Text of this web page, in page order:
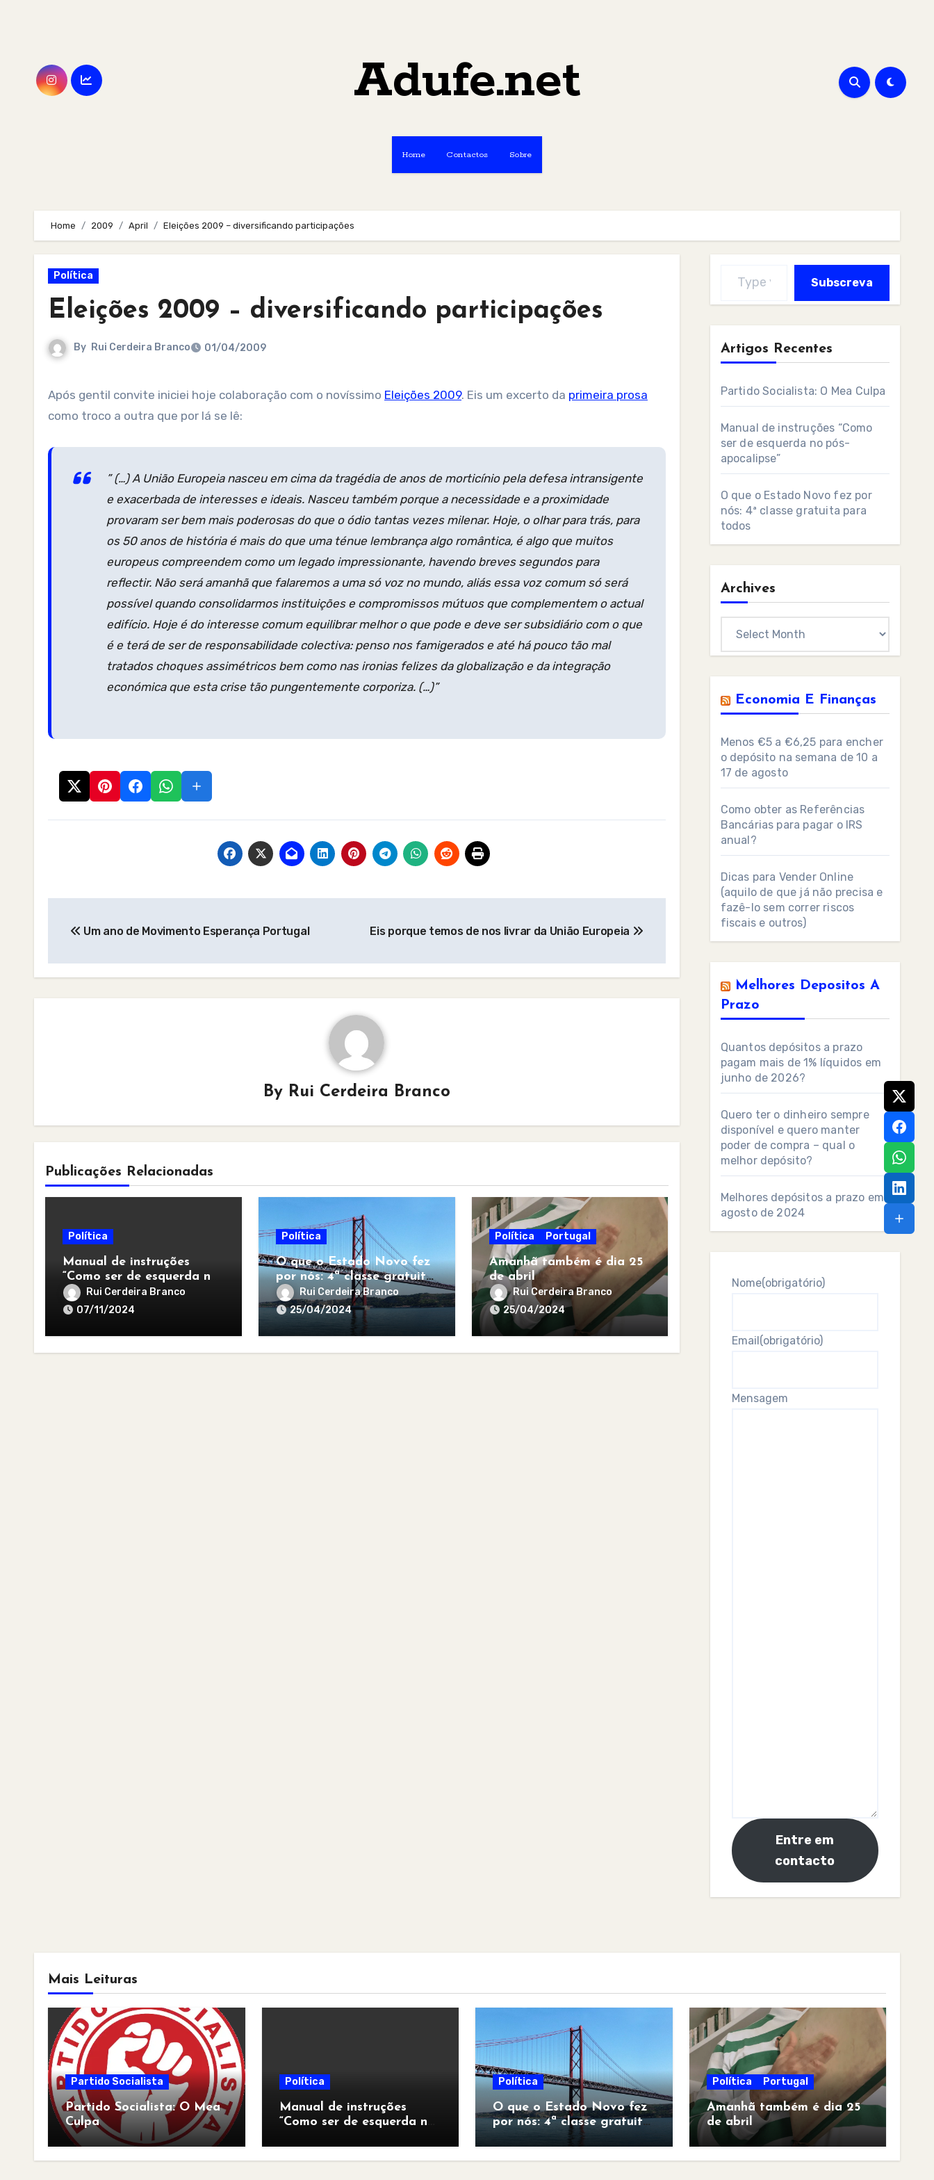
Adufe.net
Home Contactos Sobre
Home 2009 April Eleições 2009 – diversificando participações
Política
Eleições 2009 – diversificando participações
By Rui Cerdeira Branco 01/04/2009
Após gentil convite iniciei hoje colaboração com o novíssimo Eleições 2009. Eis um excerto da primeira prosa
como troco a outra que por lá se lê:
” (…) A União Europeia nasceu em cima da tragédia de anos de morticínio pela defesa intransigente
e exacerbada de interesses e ideais. Nasceu também porque a necessidade e a proximidade
provaram ser bem mais poderosas do que o ódio tantas vezes milenar. Hoje, o olhar para trás, para
os 50 anos de história é mais do que uma ténue lembrança algo romântica, é algo que muitos
europeus compreendem como um legado impressionante, havendo breves segundos para
reflectir. Não será amanhã que falaremos a uma só voz no mundo, aliás essa voz comum só será
possível quando consolidarmos instituições e compromissos mútuos que complementem o actual
edifício. Hoje é do interesse comum equilibrar melhor o que pode e deve ser subsidiário com o que
é e terá de ser de responsabilidade colectiva: penso nos famigerados e até há pouco tão mal
tratados choques assimétricos bem como nas ironias felizes da globalização e da integração
económica que esta crise tão pungentemente corporiza. (…)”
navigation
Um ano de Movimento Esperança Portugal Eis porque temos de nos livrar da União Europeia
By Rui Cerdeira Branco
Publicações Relacionadas
Política
Manual de instruções
“Como ser de esquerda no
pós-apocalipse”
Rui Cerdeira Branco
07/11/2024
Política
O que o Estado Novo fez
por nós: 4ª classe gratuita
para todos
Rui Cerdeira Branco
25/04/2024
Política Portugal
Amanhã também é dia 25
de abril
Rui Cerdeira Branco
25/04/2024
Subscreva
Artigos Recentes
Partido Socialista: O Mea Culpa
Manual de instruções “Como
ser de esquerda no pós-
apocalipse”
O que o Estado Novo fez por
nós: 4ª classe gratuita para
todos
Archives
Economia E Finanças
Menos €5 a €6,25 para encher
o depósito na semana de 10 a
17 de agosto
Como obter as Referências
Bancárias para pagar o IRS
anual?
Dicas para Vender Online
(aquilo de que já não precisa e
fazê-lo sem correr riscos
fiscais e outros)
Melhores Depositos A
Prazo
Quantos depósitos a prazo
pagam mais de 1% líquidos em
junho de 2026?
Quero ter o dinheiro sempre
disponível e quero manter
poder de compra – qual o
melhor depósito?
Melhores depósitos a prazo em
agosto de 2024
Nome(obrigatório)
Email(obrigatório)
Mensagem
Entre em
contacto
Mais Leituras
Partido Socialista
Partido Socialista: O Mea
Culpa
Política
Manual de instruções
“Como ser de esquerda no
Política
O que o Estado Novo fez
por nós: 4ª classe gratuita
para todos
Política Portugal
Amanhã também é dia 25
de abril